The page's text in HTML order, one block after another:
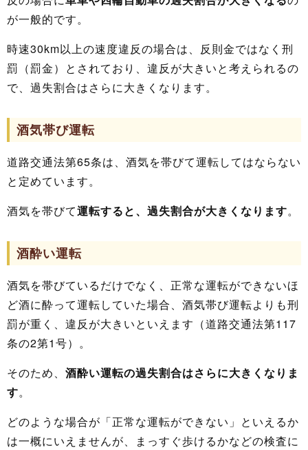
が一般的です。
時速30km以上の速度違反の場合は、反則金ではなく刑
罰（罰金）とされており、違反が大きいと考えられるの
で、過失割合はさらに大きくなります。
酒気帯び運転
道路交通法第65条は、酒気を帯びて運転してはならない
と定めています。
酒気を帯びて運転すると、過失割合が大きくなります。
酒酔い運転
酒気を帯びているだけでなく、正常な運転ができないほ
ど酒に酔って運転していた場合、酒気帯び運転よりも刑
罰が重く、違反が大きいといえます（道路交通法第117
条の2第1号）。
そのため、 酒酔い運転の過失割合はさらに大きくなりま
す。
どのような場合が「正常な運転ができない」といえるか
は一概にいえませんが、まっすぐ歩けるかなどの検査に